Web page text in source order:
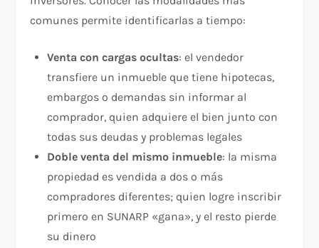
comunes permite identificarlas a tiempo:
Venta con cargas ocultas: el vendedor
transfiere un inmueble que tiene hipotecas,
embargos o demandas sin informar al
comprador, quien adquiere el bien junto con
todas sus deudas y problemas legales
Doble venta del mismo inmueble: la misma
propiedad es vendida a dos o más
compradores diferentes; quien logre inscribir
primero en SUNARP «gana», y el resto pierde
su dinero